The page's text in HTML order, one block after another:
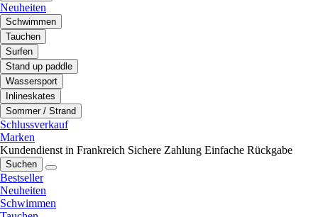
Neuheiten
Schwimmen
Tauchen
Surfen
Stand up paddle
Wassersport
Inlineskates
Sommer / Strand
Schlussverkauf
Marken
Kundendienst in Frankreich Sichere Zahlung Einfache Rückgabe
Suchen
Bestseller
Neuheiten
Schwimmen